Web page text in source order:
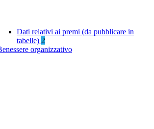
Dati relativi ai premi (da pubblicare in
tabelle) 2
organizzativo